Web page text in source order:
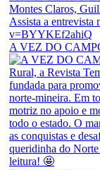
A VEZ DO